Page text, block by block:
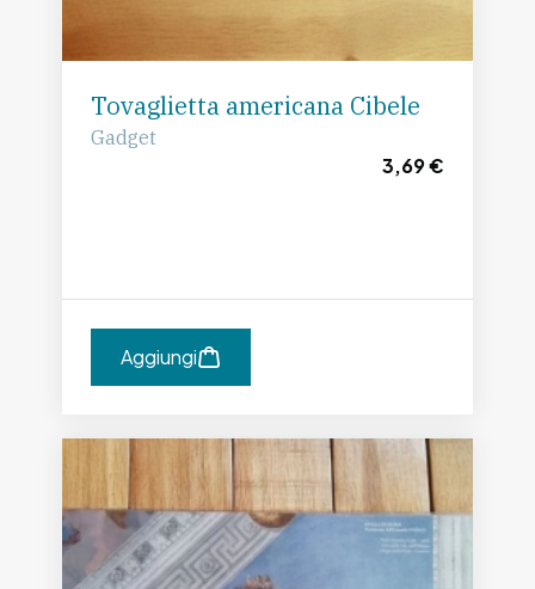
Tovaglietta americana Cibele
Gadget
3,69 €
Aggiungi